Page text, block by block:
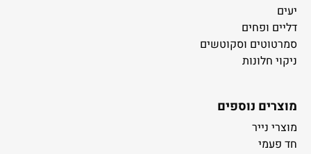
יעים
דליים ופחים
סמרטוטים וסקוטשים
ניקוי חלונות
מוצרים נוספים
מוצרי נייר
חד פעמי